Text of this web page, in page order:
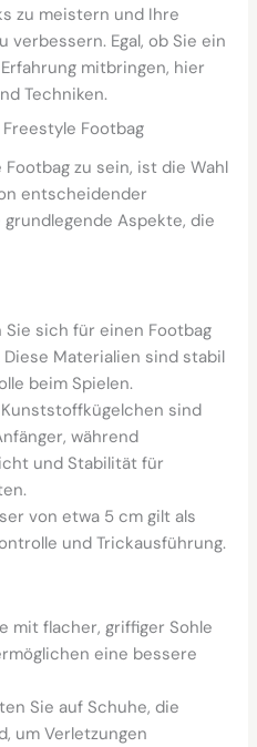
zu meistern und Ihre
verbessern. Egal, ob Sie ein
mitbringen, hier
Techniken.
Footbag
zu sein, ist die Wahl
entscheidender
Aspekte, die
sich für einen Footbag
Materialien sind stabil
beim Spielen.
sind
während
und Stabilität für
von etwa 5 cm gilt als
und Trickausführung.
mit flacher, griffiger Sohle
eine bessere
Sie auf Schuhe, die
um Verletzungen